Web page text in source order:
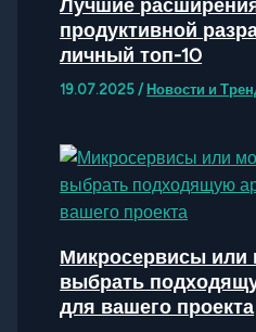
Лучшие
продуктивной
личный топ-10
19.07.2025/ Новости и
Микросервисы или
выбрать
для вашего проекта